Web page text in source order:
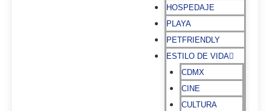
HOSPEDAJE
PLAYA
PETFRIENDLY
ESTILO DE VIDA
CDMX
CINE
CULTURA